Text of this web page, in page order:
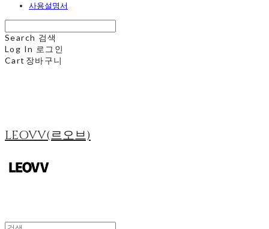
사용설명서
Search 검색
Log In 로그인
Cart 장바구니
LEOVV(르오브)